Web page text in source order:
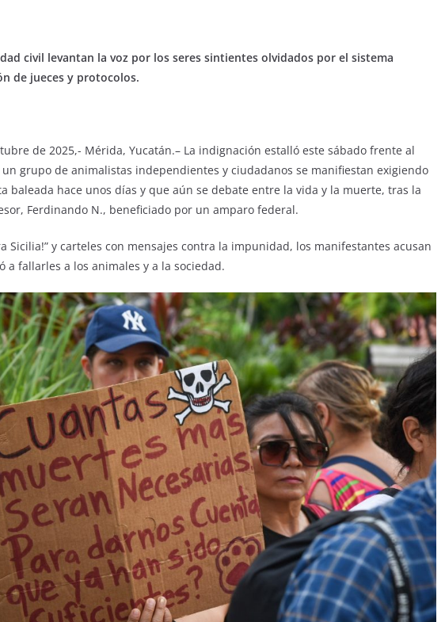
civil levantan la voz por los seres sintientes olvidados por el sistema
de jueces y protocolos.
de 2025,- Mérida, Yucatán.– La indignación estalló este sábado frente al
grupo de animalistas independientes y ciudadanos se manifiestan exigiendo
baleada hace unos días y que aún se debate entre la vida y la muerte, tras la
Ferdinando N., beneficiado por un amparo federal.
Sicilia!” y carteles con mensajes contra la impunidad, los manifestantes acusan
a fallarles a los animales y a la sociedad.